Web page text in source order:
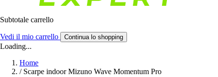
Subtotale carrello
Vedi il mio carrello Continua lo shopping
Loading...
Home
/ Scarpe indoor Mizuno Wave Momentum Pro